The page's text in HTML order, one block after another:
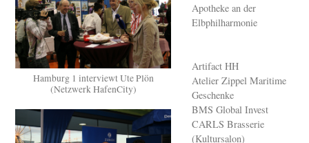
Hamburg 1 interviewt Ute Plön
(Netzwerk HafenCity)
Apotheke an der
Elbphilharmonie
Artifact HH
Atelier Zippel Maritime
Geschenke
BMS Global Invest
CARLS Brasserie
(Kultursalon)